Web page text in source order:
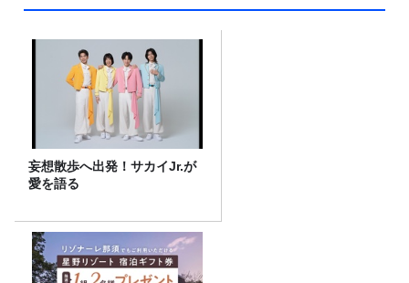
妄想散歩へ出発！サカイJr.が
愛を語る